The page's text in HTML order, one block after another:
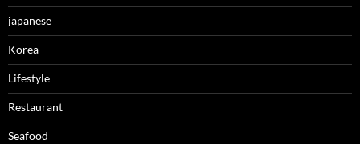
japanese
Korea
Lifestyle
Restaurant
Seafood